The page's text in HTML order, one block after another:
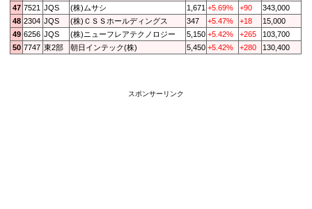
47 7521 JQS (株)ムサシ 1,671 +5.69% +90
343,000
48 2304 JQS (株)ＣＳＳホールディングス 347 +5.47% +18
15,000
49 6256 JQS (株)ニューフレアテクノロジー 5,150 +5.42% +265
103,700
50 7747 東2部 朝日インテック(株) 5,450 +5.42% +280 130,400
スポンサーリンク